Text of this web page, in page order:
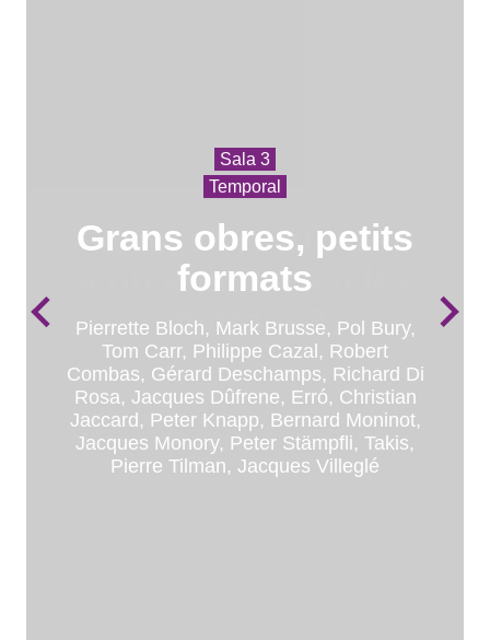
Sala 3
Temporal
Grans obres, petits
formats
Pierrette Bloch, Mark Brusse, Pol Bury,
Tom Carr, Philippe Cazal, Robert
Combas, Gérard Deschamps, Richard Di
Rosa, Jacques Dûfrene, Erró, Christian
Jaccard, Peter Knapp, Bernard Moninot,
Jacques Monory, Peter Stämpfli, Takis,
Pierre Tilman, Jacques Villeglé
Sala 1
Temporal
París, anys 60. Cap
a on ens porten les
imatges?
Mark Brusse, Pierre Buraglio, Christian
Jaccard, Ladislas Kijno, Peter Knapp,
Piotr Kowalski, Jean Le Gac, Jean-Michel
Meurice, Olivier Mosset, Pavlos, Gérard
Titus-Carmel
Temporal
S 37. 1980.
Impressió sobre
vinil
Peter Stämpfli